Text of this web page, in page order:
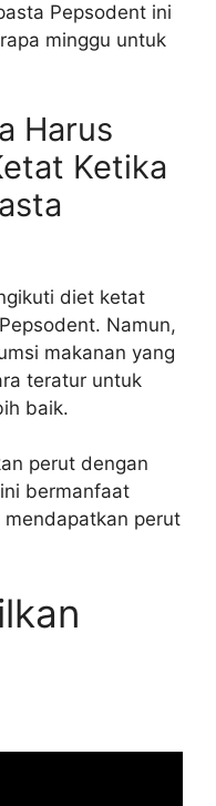
Pepsodent ini
minggu untuk
Harus
Ketika
diet ketat
Namun,
makanan yang
teratur untuk
baik.
perut dengan
bermanfaat
perut